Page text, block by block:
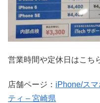
営業時間や定休日はこち
店舗ページ： iPhone/ス
ティ – 宮崎県